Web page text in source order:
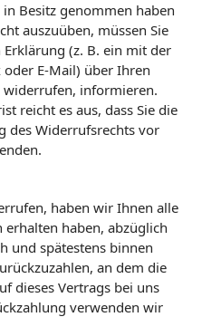
Besitz genommen haben
auszuüben, müssen Sie
(z. B. ein mit der
oder E-Mail) über Ihren
widerrufen, informieren.
reicht es aus, dass Sie die
des Widerrufsrechts vor
haben wir Ihnen alle
haben, abzüglich
und spätestens binnen
an dem die
dieses Vertrags bei uns
verwenden wir